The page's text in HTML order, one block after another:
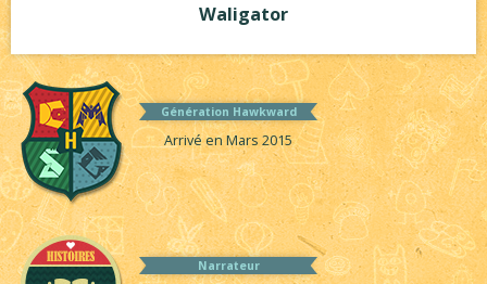
Waligator
Génération Hawkward
Arrivé en Mars 2015
Narrateur